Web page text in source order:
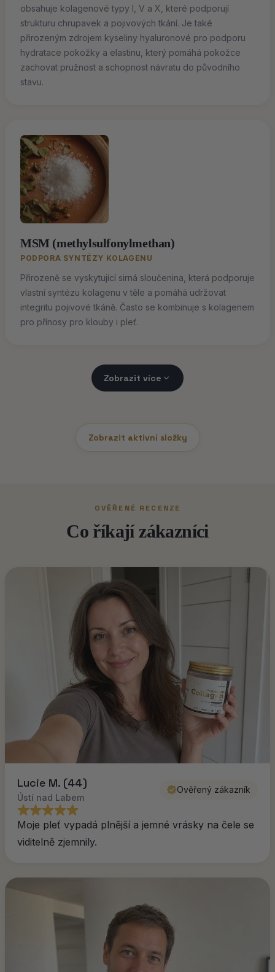
obsahuje kolagenové typy I, V a X, které podporují
strukturu chrupavek a pojivových tkání. Je také
přirozeným zdrojem kyseliny hyaluronové pro podporu
hydratace pokožky a elastinu, který pomáhá pokožce
zachovat pružnost a schopnost návratu do původního
stavu.
MSM (methylsulfonylmethan)
PODPORA SYNTÉZY KOLAGENU
Přirozeně se vyskytující sirná sloučenina, která podporuje
vlastní syntézu kolagenu v těle a pomáhá udržovat
integritu pojivové tkáně. Často se kombinuje s kolagenem
pro přínosy pro klouby i pleť.
Zobrazit více
Zobrazit aktivní složky
OVĚŘENÉ RECENZE
Co říkají zákazníci
Lucie M. (44)
Ústí nad Labem
Ověřený zákazník
Moje pleť vypadá plnější a jemné vrásky na čele se
viditelně zjemnily.